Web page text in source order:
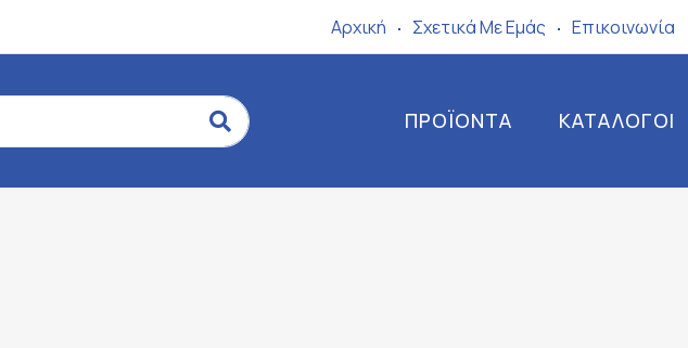
Αρχική Σχετικά Mε Eμάς Επικοινωνία
ΠΡΟΪΌΝΤΑ ΚΑΤΆΛΟΓΟΙ